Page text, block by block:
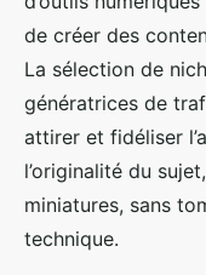
de créer des
La sélection de
génératrices de
attirer et fidéliser
l’originalité du
miniatures, sans
technique.